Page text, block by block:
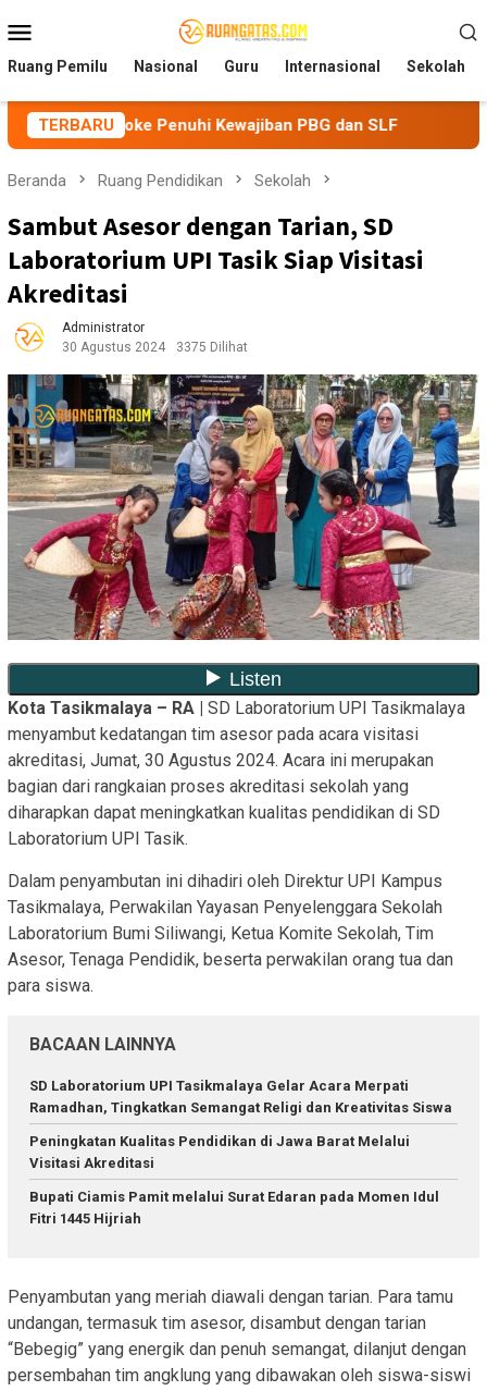
ke
kontenMobile
Ruang Pemilu Nasional Guru Internasional Sekolah
TERBARU
Penuhi Kewajiban PBG dan SLF BEM Nusantara
Beranda Ruang Pendidikan Sekolah
Sambut Asesor dengan Tarian, SD
Laboratorium UPI Tasik Siap Visitasi
Akreditasi
Administrator
30 Agustus 2024
3375 Dilihat
Kota Tasikmalaya – RA | SD Laboratorium UPI Tasikmalaya
menyambut kedatangan tim asesor pada acara visitasi
akreditasi, Jumat, 30 Agustus 2024. Acara ini merupakan
bagian dari rangkaian proses akreditasi sekolah yang
diharapkan dapat meningkatkan kualitas pendidikan di SD
Laboratorium UPI Tasik.
Dalam penyambutan ini dihadiri oleh Direktur UPI Kampus
Tasikmalaya, Perwakilan Yayasan Penyelenggara Sekolah
Laboratorium Bumi Siliwangi, Ketua Komite Sekolah, Tim
Asesor, Tenaga Pendidik, beserta perwakilan orang tua dan
para siswa.
BACAAN LAINNYA
SD Laboratorium UPI Tasikmalaya Gelar Acara Merpati
Ramadhan, Tingkatkan Semangat Religi dan Kreativitas Siswa
Peningkatan Kualitas Pendidikan di Jawa Barat Melalui
Visitasi Akreditasi
Bupati Ciamis Pamit melalui Surat Edaran pada Momen Idul
Fitri 1445 Hijriah
Penyambutan yang meriah diawali dengan tarian. Para tamu
undangan, termasuk tim asesor, disambut dengan tarian
“Bebegig” yang energik dan penuh semangat, dilanjut dengan
persembahan tim angklung yang dibawakan oleh siswa-siswi